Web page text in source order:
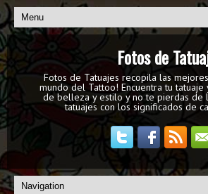
Fotos de
Fotos de Tatuajes recopila las
mundo del Tattoo! Encuentra tu
de belleza y estilo y no te pierdas de
tatuajes con los significados de